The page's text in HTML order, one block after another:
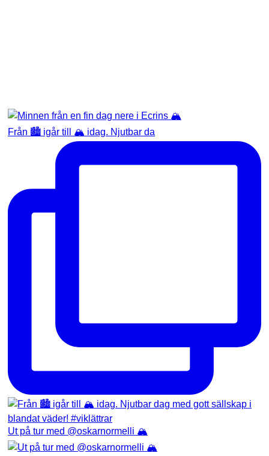
Från 🏙️ igår till 🏔️ idag. Njutbar da
Ut på tur med @oskarnormelli 🏔️